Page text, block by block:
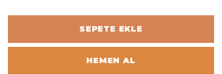
SEPETE EKLE
HEMEN AL